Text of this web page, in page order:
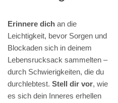
Erinnere dich an die
Leichtigkeit, bevor Sorgen und
Blockaden sich in deinem
Lebensrucksack sammelten –
durch Schwierigkeiten, die du
durchlebtest. Stell dir vor, wie
es sich dein Inneres erhellen